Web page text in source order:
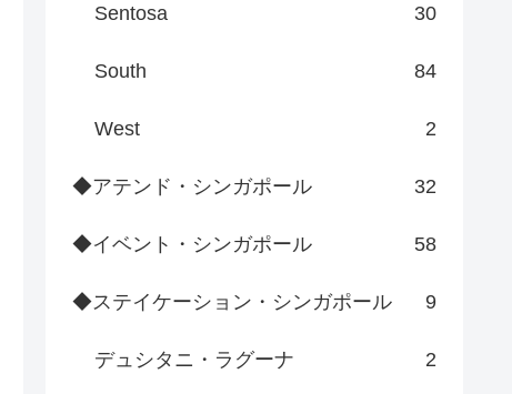
Sentosa 30
South 84
West 2
◆アテンド・シンガポール 32
◆イベント・シンガポール 58
◆ステイケーション・シンガポール 9
デュシタニ・ラグーナ 2